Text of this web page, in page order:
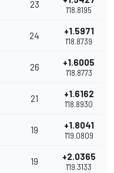
23
1'18.8195
24 +1.5971
1'18.8739
26 +1.6005
1'18.8773
21 +1.6162
1'18.8930
19 +1.8041
1'19.0809
19 +2.0365
1'19.3133